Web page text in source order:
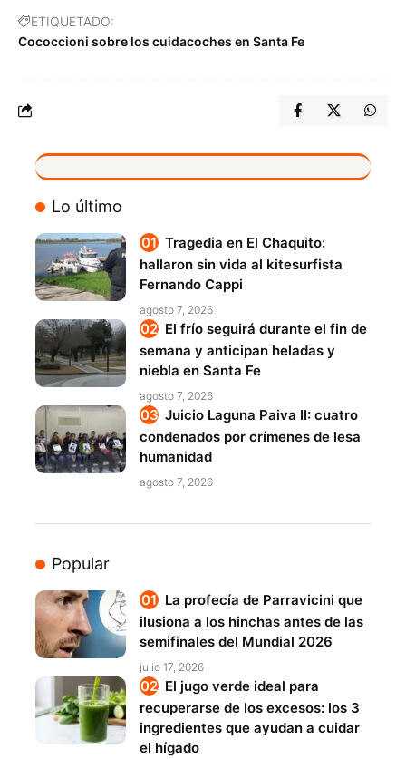
ETIQUETADO:
Cococcioni sobre los cuidacoches en Santa Fe
VIVO
Lo último
Tragedia en El Chaquito:
hallaron sin vida al kitesurfista
Fernando Cappi
agosto 7, 2026
El frío seguirá durante el fin de
semana y anticipan heladas y
niebla en Santa Fe
agosto 7, 2026
Juicio Laguna Paiva II: cuatro
condenados por crímenes de lesa
humanidad
agosto 7, 2026
Popular
La profecía de Parravicini que
ilusiona a los hinchas antes de las
semifinales del Mundial 2026
julio 17, 2026
El jugo verde ideal para
recuperarse de los excesos: los 3
ingredientes que ayudan a cuidar
el hígado